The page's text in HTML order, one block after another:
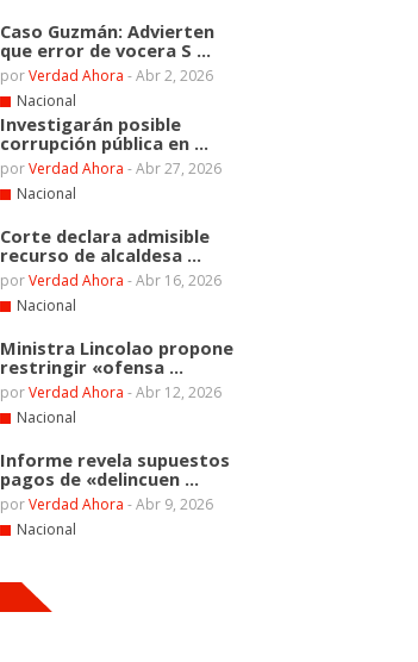
Caso Guzmán: Advierten
que error de vocera S ...
porVerdad Ahora -Abr 2, 2026
Nacional
Investigarán posible
corrupción pública en ...
porVerdad Ahora -Abr 27, 2026
Nacional
Corte declara admisible
recurso de alcaldesa ...
porVerdad Ahora -Abr 16, 2026
Nacional
Ministra Lincolao propone
restringir «ofensa ...
porVerdad Ahora -Abr 12, 2026
Nacional
Informe revela supuestos
pagos de «delincuen ...
porVerdad Ahora -Abr 9, 2026
Nacional